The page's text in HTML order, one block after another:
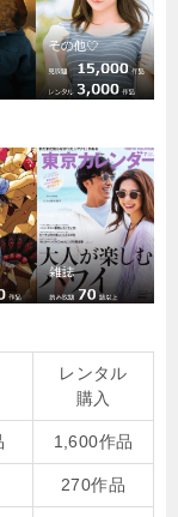
レンタル
購入
1,600作品
270作品